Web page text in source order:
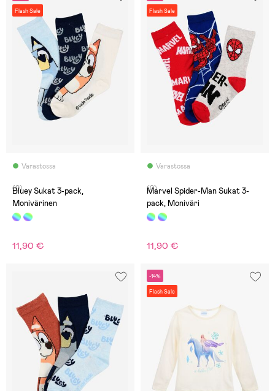
Flash Sale
Varastossa
(0)
Bluey Sukat 3-pack,
Monivärinen
11,90 €
Flash Sale
Varastossa
(0)
Marvel Spider-Man Sukat 3-
pack, Moniväri
11,90 €
-14%
Flash Sale